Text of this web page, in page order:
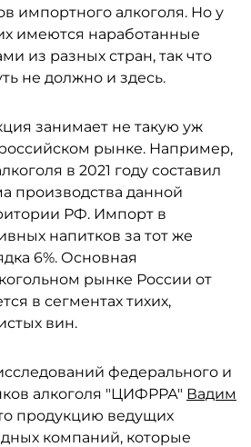
импортного алкоголя. Но у
имеются наработанные
из разных стран, так что
не должно и здесь.
занимает не такую уж
рынке. Например,
в 2021 году составил
производства данной
РФ. Импорт в
напитков за тот же
6%. Основная
рынке России от
в сегментах тихих,
вин.
федерального и
алкоголя "ЦИФРРА" Вадим
продукцию ведущих
компаний, которые